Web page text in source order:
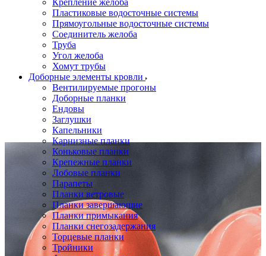
Крепление желоба
Пластиковые водосточные системы
Прямоугольные водосточные системы
Соединитель желоба
Труба
Угол желоба
Хомут трубы
Доборные элементы кровли
Вентилируемые прогоны
Доборные планки
Ендовы
Заглушки
Капельники
Карнизные планки
Коньковые планки
Крепежные планки
Лобовые планки
Парапеты
Планки ветровые
Планки завершающие
Планки примыкания
Планки снегозадержания
Торцевые планки
Тройники